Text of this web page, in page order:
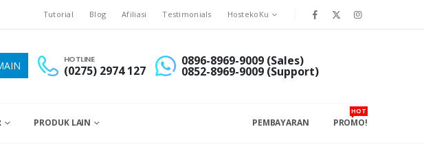
Tutorial Blog Afiliasi Testimonials HostekoKu
HOTLINE
(0275) 2974 127
0896-8969-9009 (Sales)
0852-8969-9009 (Support)
PRODUK LAIN PEMBAYARAN PROMO!
HOT